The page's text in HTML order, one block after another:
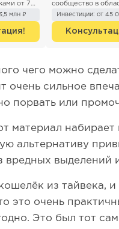
от 7
и...
млн ₽
сообщество в
электронной
JAST Hold...
Инвестиции: от 45
чего можно
очень сильное
порвать или
материал набирает
альтернативу
вредных выделений
из тайвека,
это очень
Это был тот